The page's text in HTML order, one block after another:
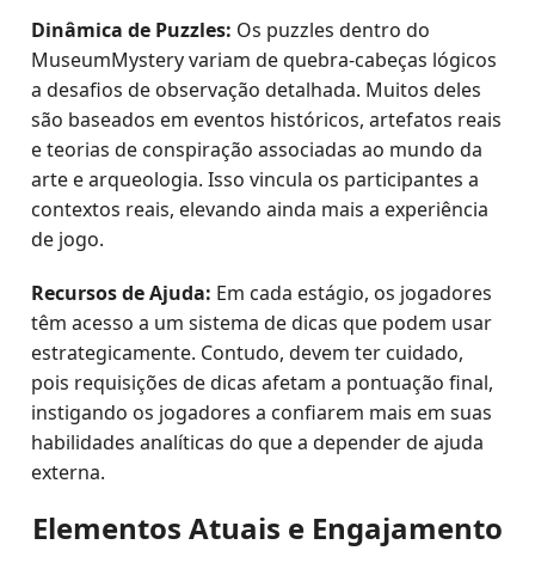
Dinâmica de Puzzles: Os puzzles dentro do
MuseumMystery variam de quebra-cabeças lógicos
a desafios de observação detalhada. Muitos deles
são baseados em eventos históricos, artefatos reais
e teorias de conspiração associadas ao mundo da
arte e arqueologia. Isso vincula os participantes a
contextos reais, elevando ainda mais a experiência
de jogo.
Recursos de Ajuda: Em cada estágio, os jogadores
têm acesso a um sistema de dicas que podem usar
estrategicamente. Contudo, devem ter cuidado,
pois requisições de dicas afetam a pontuação final,
instigando os jogadores a confiarem mais em suas
habilidades analíticas do que a depender de ajuda
externa.
Elementos Atuais e Engajamento